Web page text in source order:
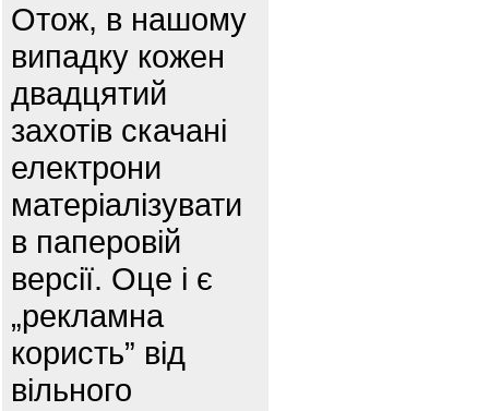
Отож, в нашому
випадку кожен
двадцятий
захотів скачані
електрони
матеріалізувати
в паперовій
версії. Оце і є
„рекламна
користь” від
вільного